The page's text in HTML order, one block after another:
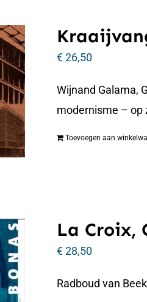
€26,50
Wijnand Galama,
modernisme – op
Toevoegen aan
La Croix,
€28,50
Radboud van